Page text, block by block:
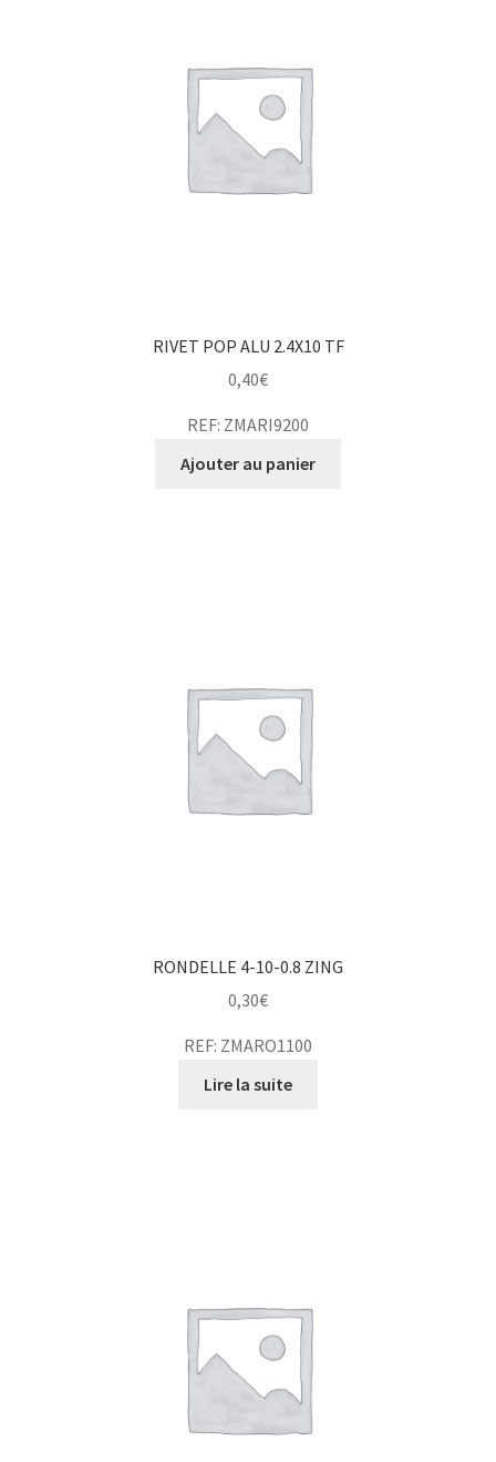
RIVET POP ALU 2.4X10 TF
0,40€
REF: ZMARI9200
Ajouter au panier
RONDELLE 4-10-0.8 ZING
0,30€
REF: ZMARO1100
Lire la suite